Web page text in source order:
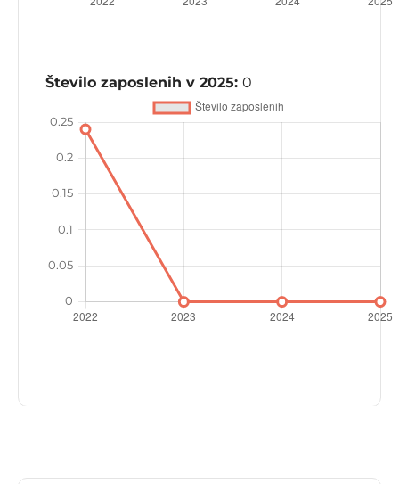
Število zaposlenih v 2025: 0